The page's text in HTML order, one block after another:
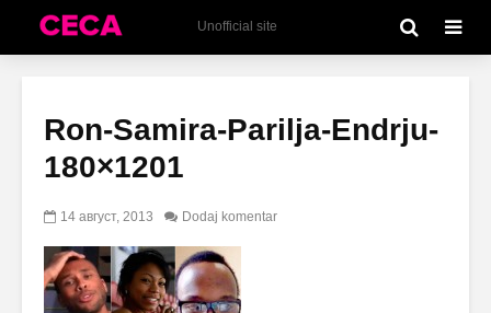
Unofficial site
Ron-Samira-Parilja-Endrju-
180×1201
14 август, 2013 Dodaj komentar